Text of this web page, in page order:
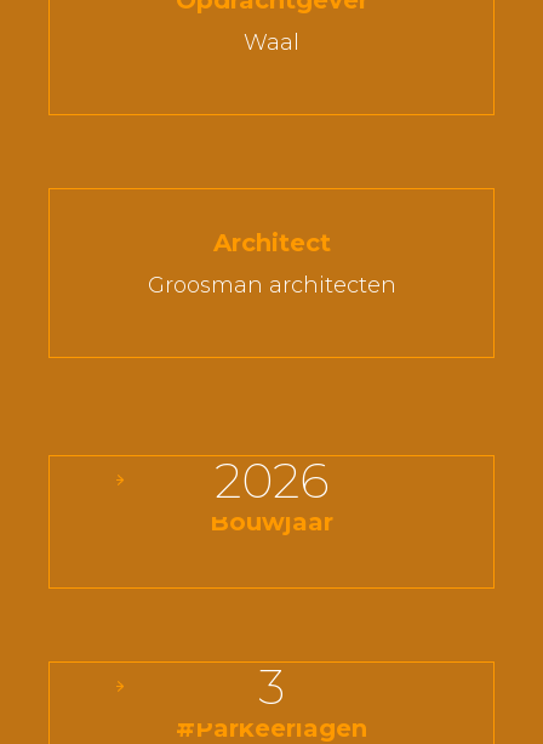
Waal
Architect
Groosman architecten
Bouwjaar
2026
#Parkeerlagen
3